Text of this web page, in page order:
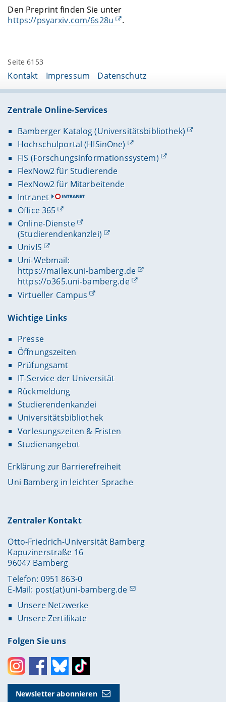
Den Preprint finden Sie unter
https://psyarxiv.com/6s28u
.
Seite 6153
Kontakt Impressum Datenschutz
Zentrale Online-Services
Bamberger Katalog (Universitätsbibliothek)
Hochschulportal (HISinOne)
FIS (Forschungsinformationssystem)
FlexNow2 für Studierende
FlexNow2 für Mitarbeitende
Intranet
Office 365
Online-Dienste
(Studierendenkanzlei)
UnivIS
Uni-Webmail:
https://mailex.uni-bamberg.de
https://o365.uni-bamberg.de
Virtueller Campus
Wichtige Links
Presse
Öffnungszeiten
Prüfungsamt
IT-Service der Universität
Rückmeldung
Studierendenkanzlei
Universitätsbibliothek
Vorlesungszeiten & Fristen
Studienangebot
Erklärung zur Barrierefreiheit
Uni Bamberg in leichter Sprache
Zentraler Kontakt
Otto-Friedrich-Universität Bamberg
Kapuzinerstraße 16
96047 Bamberg
Telefon: 0951 863-0
E-Mail: post(at)uni-bamberg.de
Unsere Netzwerke
Unsere Zertifikate
Folgen Sie uns
InstagramFacebookBlueskyToktok
Newsletter abonnieren